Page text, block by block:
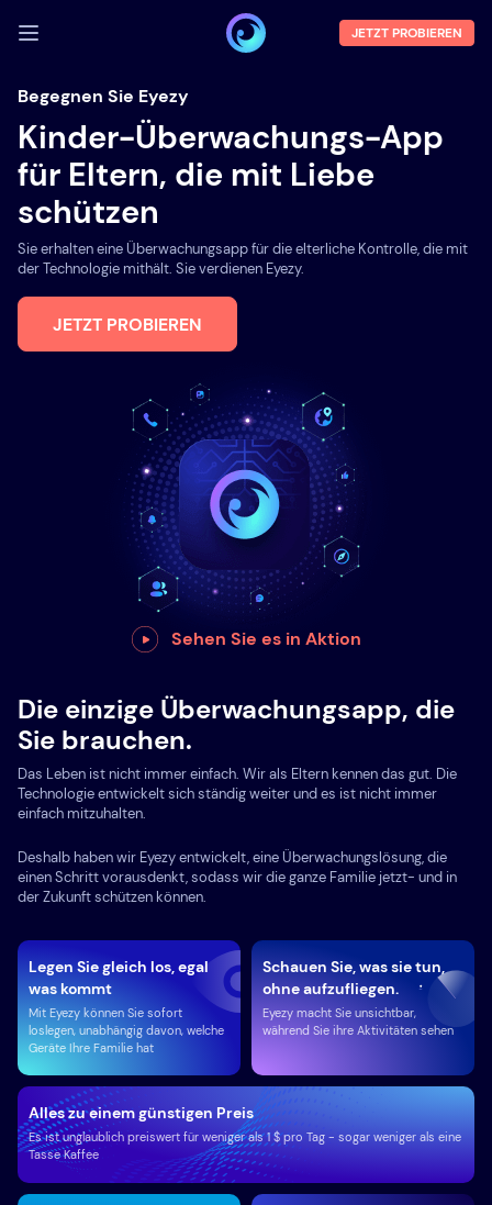
ANMELDEN
Demo
Funktionen
Über uns
Blog
JETZT PROBIEREN
Begegnen Sie Eyezy
Kinder-Überwachungs-App
für Eltern, die mit Liebe
schützen
Sie erhalten eine Überwachungsapp für die elterliche Kontrolle, die mit
der Technologie mithält. Sie verdienen Eyezy.
JETZT PROBIEREN
Sehen Sie es in Aktion
Die einzige Überwachungsapp, die
Sie brauchen.
Das Leben ist nicht immer einfach. Wir als Eltern kennen das gut. Die
Technologie entwickelt sich ständig weiter und es ist nicht immer
einfach mitzuhalten.
Deshalb haben wir Eyezy entwickelt, eine Überwachungslösung, die
einen Schritt vorausdenkt, sodass wir die ganze Familie jetzt- und in
der Zukunft schützen können.
Legen Sie gleich los, egal
was kommt
Mit Eyezy können Sie sofort
loslegen, unabhängig davon, welche
Geräte Ihre Familie hat
Schauen Sie, was sie tun,
ohne aufzufliegen.
Eyezy macht Sie unsichtbar,
während Sie ihre Aktivitäten sehen
Alles zu einem günstigen Preis
Es ist unglaublich preiswert für weniger als 1 $ pro Tag - sogar weniger als eine
Tasse Kaffee